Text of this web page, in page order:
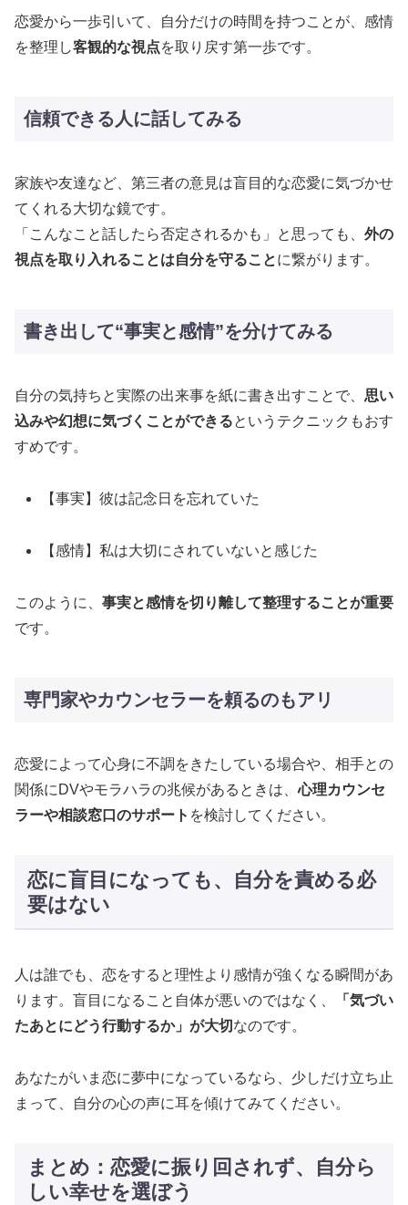
恋愛から一歩引いて、自分だけの時間を持つことが、感情
を整理し客観的な視点を取り戻す第一歩です​。
信頼できる人に話してみる
家族や友達など、第三者の意見は盲目的な恋愛に気づかせ
てくれる大切な鏡です。
「こんなこと話したら否定されるかも」と思っても、 外の
視点を取り入れることは自分を守ることに繋がります​。
書き出して“事実と感情”を分けてみる
自分の気持ちと実際の出来事を紙に書き出すことで、 思い
込みや幻想に気づくことができるというテクニックもおす
すめです。
【事実】彼は記念日を忘れていた
【感情】私は大切にされていないと感じた
このように、 事実と感情を切り離して整理することが重要
です。
専門家やカウンセラーを頼るのもアリ
恋愛によって心身に不調をきたしている場合や、相手との
関係にDVやモラハラの兆候があるときは、心理カウンセ
ラーや相談窓口のサポート を検討してください​。
恋に盲目になっても、自分を責める必
要はない
人は誰でも、恋をすると理性より感情が強くなる瞬間があ
ります。盲目になること自体が悪いのではなく、
「気づい
たあとにどう行動するか」が大切 なのです。
あなたがいま恋に夢中になっているなら、少しだけ立ち止
まって、自分の心の声に耳を傾けてみてください。
まとめ：恋愛に振り回されず、自分ら
しい幸せを選ぼう